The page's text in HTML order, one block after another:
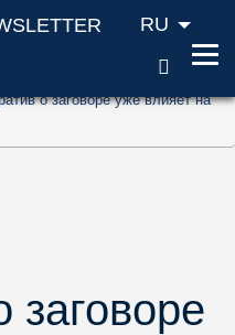
(ключ доступа
доступа '2')
RU
о заговоре уже влияет на
заговоре